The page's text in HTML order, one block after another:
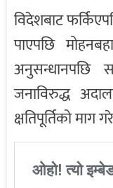
विदेशबाट
पाएपछि
अनुसन्धानपछि
जनाविरुद्ध
क्षतिपूर्तिको माग